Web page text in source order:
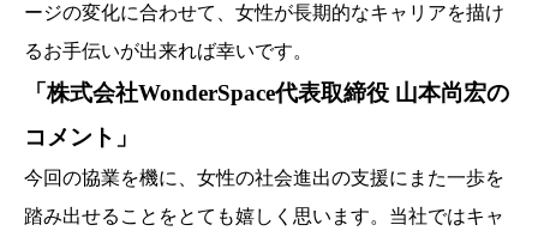
ージの変化に合わせて、女性が長期的なキャリアを描け
るお手伝いが出来れば幸いです。
「株式会社WonderSpace代表取締役 山本尚宏の
コメント」
今回の協業を機に、女性の社会進出の支援にまた一歩を
踏み出せることをとても嬉しく思います。当社ではキャ